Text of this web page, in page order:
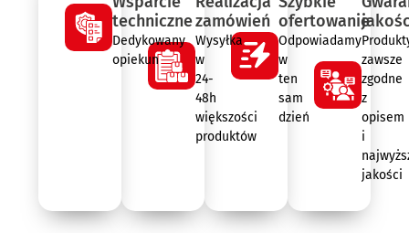
techniczne
Dedykowany
opiekun
zamówień
Wysyłka
w
24-
48h
większości
produktów
ofertowanie
Odpowiadamy
w
ten
sam
dzień
zawsze
zgodne
z
opisem
i
jakości